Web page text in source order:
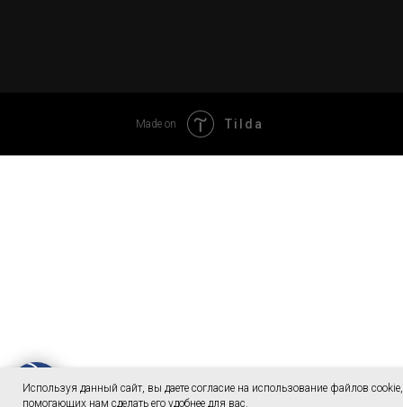
Используя данный сайт, вы даете согласие на использование файлов cookie,
помогающих нам сделать его удобнее для вас.
Made on Tilda